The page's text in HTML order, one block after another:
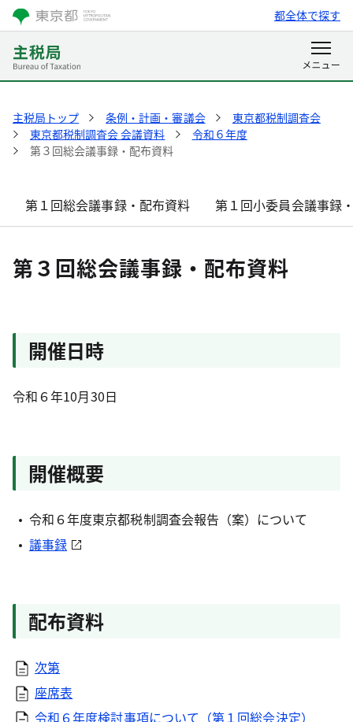
都全体で探す
主税局トップ 条例・計画・審議会
東京都税制調査会
東京都税制調査会 会議資料
令和６年度
第３回総会議事録・配布資料
第１回総会議事録・配布資料 第１回小委員会議事録
第３回総会議事録・配布資料
開催日時
令和６年10月30日
開催概要
令和６年度東京都税制調査会報告（案）について
議事録
配布資料
次第
座席表
令和６年度検討事項について（第１回総会決定）